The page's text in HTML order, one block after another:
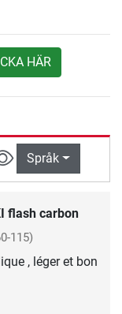
HÄR
Språk
flash carbon
115)
, léger et bon